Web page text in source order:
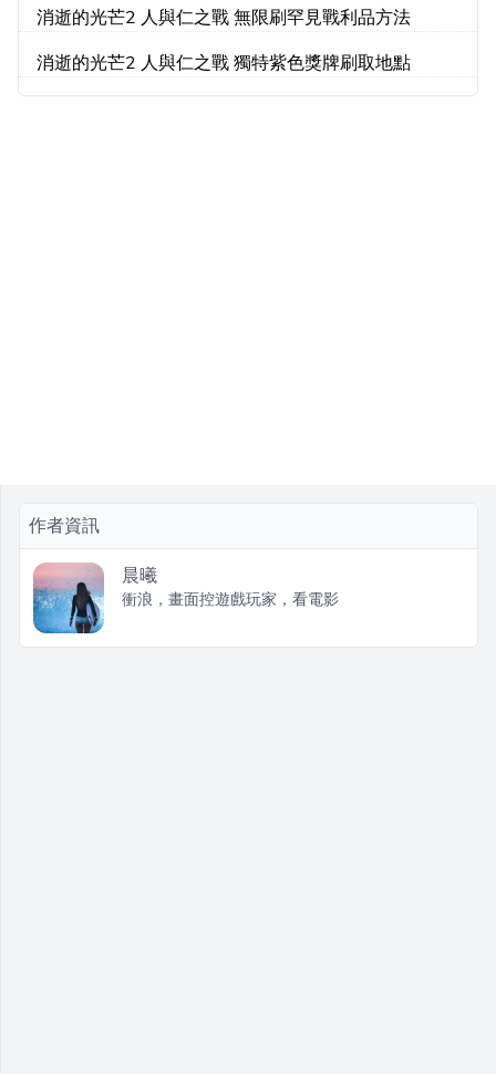
消逝的光芒2 人與仁之戰 無限刷罕見戰利品方法
消逝的光芒2 人與仁之戰 獨特紫色獎牌刷取地點
作者資訊
晨曦
衝浪，畫面控遊戲玩家，看電影